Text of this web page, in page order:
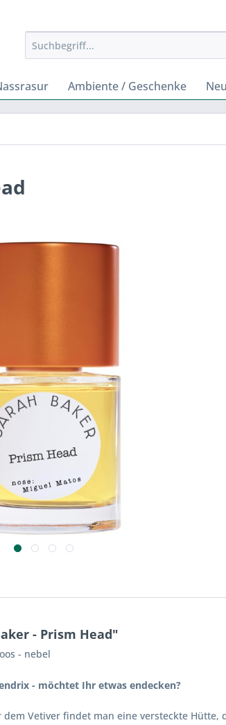
Ambiente / Geschenke
- Prism Head"
- nebel
- möchtet Ihr etwas endecken?
Vetiver findet man eine versteckte